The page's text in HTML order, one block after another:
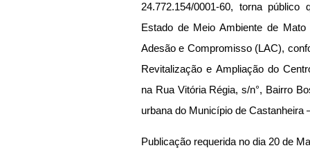
24.772.154/0001-60, torna
Estado de Meio Ambiente de
Adesão e Compromisso (LAC),
Revitalização e Ampliação do
na Rua Vitória Régia, s/n°, Bairro
urbana do Município de Castanheira
Publicação requerida no dia 20 de